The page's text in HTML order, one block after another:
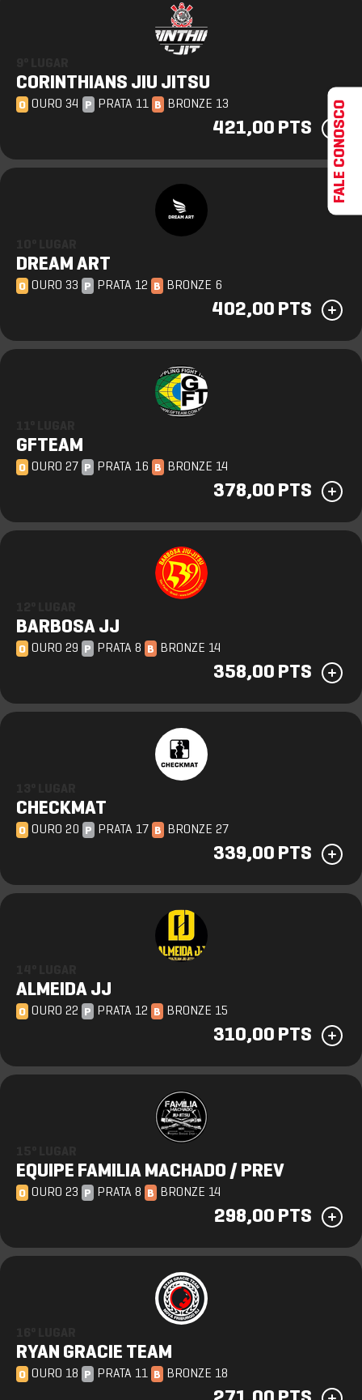
CORINTHIANS JIU JITSU
O OURO 34 P PRATA 11 B BRONZE 13
421,00 PTS
DREAM ART
O OURO 33 P PRATA 12 B BRONZE 6
402,00 PTS
GFTEAM
O OURO 27 P PRATA 16 B BRONZE 14
378,00 PTS
BARBOSA JJ
O OURO 29 P PRATA 8 B BRONZE 14
358,00 PTS
CHECKMAT
O OURO 20 P PRATA 17 B BRONZE 27
339,00 PTS
ALMEIDA JJ
O OURO 22 P PRATA 12 B BRONZE 15
310,00 PTS
EQUIPE FAMILIA MACHADO / PREV
O OURO 23 P PRATA 8 B BRONZE 14
298,00 PTS
RYAN GRACIE TEAM
O OURO 18 P PRATA 11 B BRONZE 18
FALE CONOSCO